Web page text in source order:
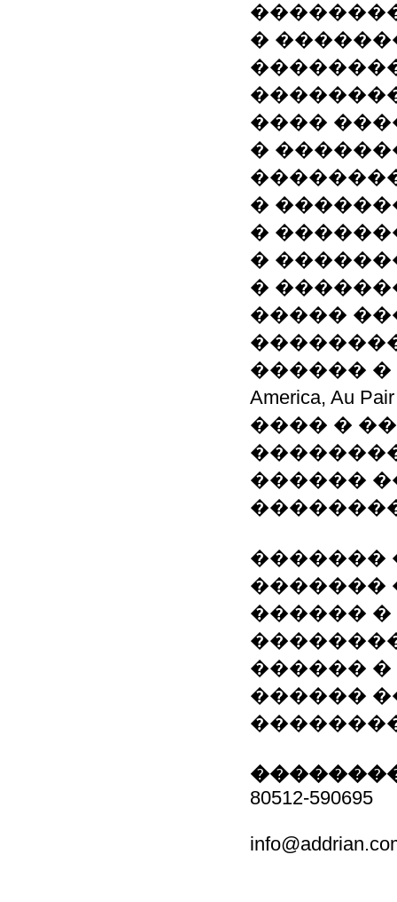
�
����
�
�
�
�
�
�����
������ �
America, Au
���� �
������
�������
�������
������
������ �
������
80512-590695